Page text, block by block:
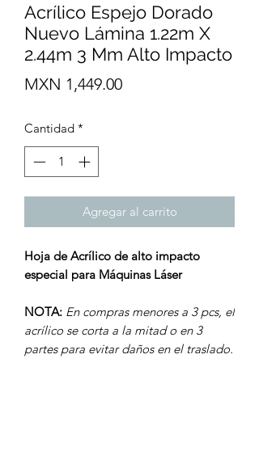
Acrílico Espejo Dorado
Nuevo Lámina 1.22m X
2.44m 3 Mm Alto Impacto
MXN 1,449.00Precio
Cantidad *
Agregar al carrito
Hoja de Acrílico de alto impacto
especial para Máquinas Láser
NOTA: En compras menores a 3 pcs, el
acrílico se corta a la mitad o en 3
partes para evitar daños en el traslado.